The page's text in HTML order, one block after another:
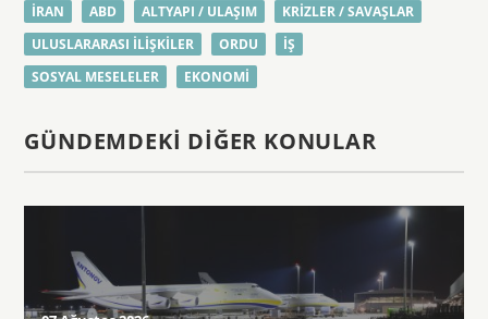
İRAN ABD ALTYAPI / ULAŞIM
KRIZLER / SAVAŞLAR
ULUSLARARASI ILIŞKILER
ORDU
İŞ
SOSYAL MESELELER
EKONOMI
GÜNDEMDEKI DIĞER KONULAR